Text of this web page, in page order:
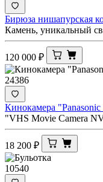
Бирюза нишапурская
Камень, уникальный
120 000 ₽
24386
Кинокамера
"VHS Movie Camera
18 200 ₽
10540